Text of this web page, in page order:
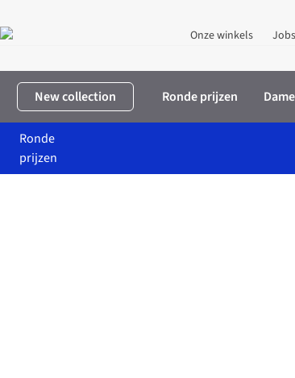
Onze winkels Jobs
New collection Ronde prijzen
Ronde
prijzen